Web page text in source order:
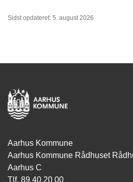
Sidst opdateret: 5. august 2026
Aarhus Kommune
Aarhus Kommune Rådhuset
Aarhus C
Tlf. 89 40 20 00